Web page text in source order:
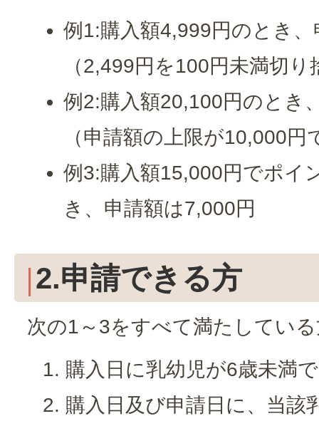
例1:購入額4,999円のとき
（2,499円を100円未満切
例2:購入額20,100円のとき
（申請額の上限が10,000円
例3:購入額15,000円でポイ
き、申請額は7,000円
2.申請できる方
次の1～3をすべて満たしてい
購入日に乳幼児が6歳未満
購入日及び申請日に、当該